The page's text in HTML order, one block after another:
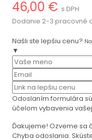
46,00 € s DPH
Dodanie 2-3 pracovné
Našli ste lepšiu cenu?
▼
Odoslaním formulára
účelom vybavenia
Ďakujeme! Ozveme sa
Chyba odoslania.